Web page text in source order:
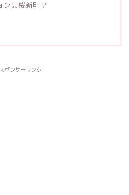
ンは桜新町？
スポンサーリンク